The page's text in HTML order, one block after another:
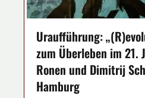
Uraufführung:
zum Überleben im 21.
Ronen und Dimitrij
Hamburg